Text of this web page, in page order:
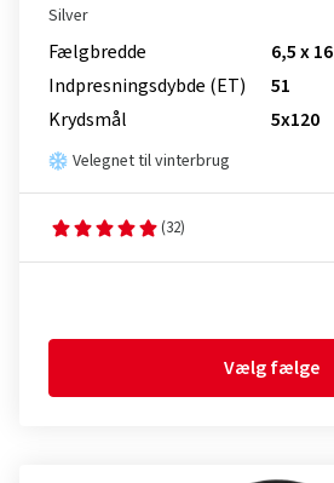
Silver
Fælgbredde
6,5 x 16
Indpresnings­dybde (ET)
51
Krydsmål
5x120
Velegnet til vinterbrug
(32)
Vælg fælge